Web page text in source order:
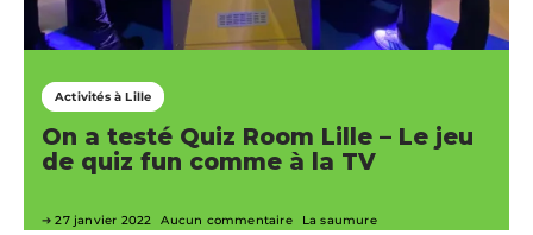
Activités à Lille
On a testé Quiz Room Lille – Le jeu
de quiz fun comme à la TV
27 janvier 2022 Aucun commentaire La saumure